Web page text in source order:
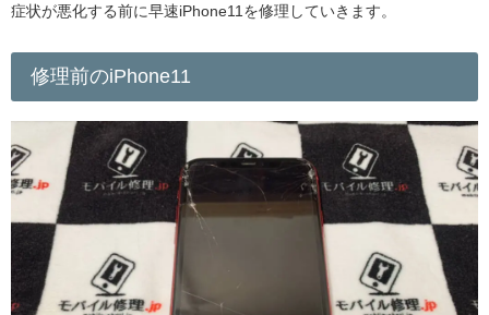
症状が悪化する前に早速iPhone11を修理していきます。
修理前のiPhone11